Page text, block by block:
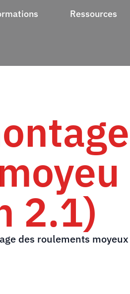
Ressources
2.1)
des roulements moyeux